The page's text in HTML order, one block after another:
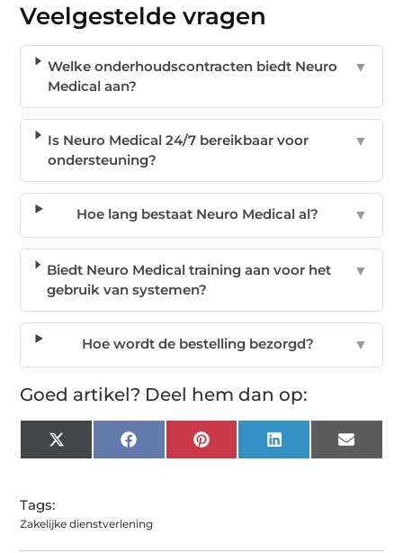
Veelgestelde vragen
Welke onderhoudscontracten biedt Neuro
Medical aan?
▼
Is Neuro Medical 24/7 bereikbaar voor
ondersteuning?
▼
Hoe lang bestaat Neuro Medical al? ▼
Biedt Neuro Medical training aan voor het
gebruik van systemen?
▼
Hoe wordt de bestelling bezorgd? ▼
Goed artikel? Deel hem dan op:
X
(Twitter)
FacebookPinterest LinkedIn Email
Tags:
Zakelijke dienstverlening